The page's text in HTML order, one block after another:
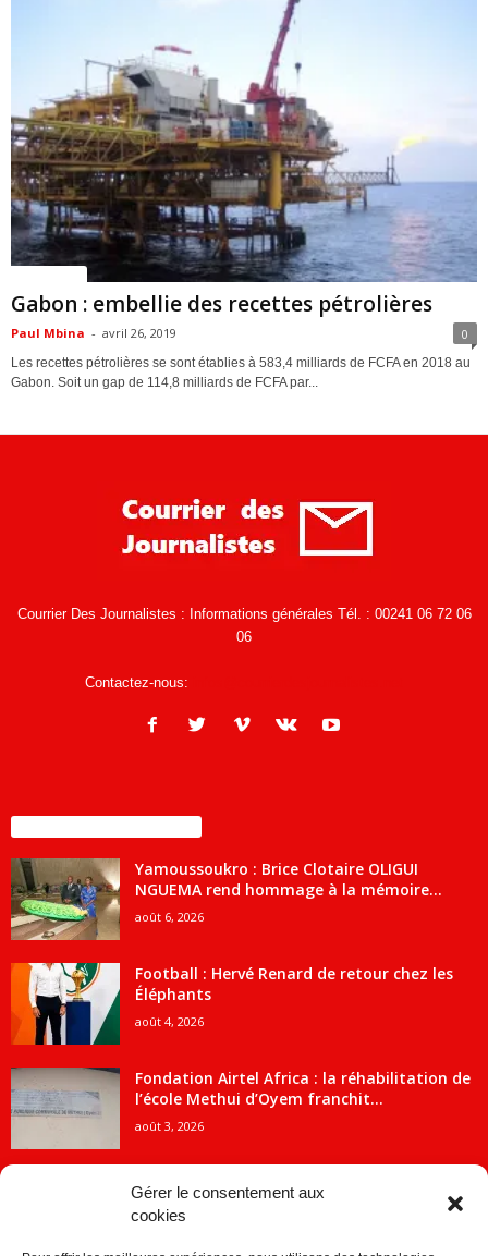
Gérer le consentement aux
cookies
Gabon : embellie des recettes pétrolières
Paul Mbina - avril 26, 2019 0
Les recettes pétrolières se sont établies à 583,4 milliards de FCFA en 2018 au
Gabon. Soit un gap de 114,8 milliards de FCFA par...
Courrier Des Journalistes : Informations générales Tél. : 00241 06 72 06
06
Contactez-nous:
Yamoussoukro : Brice Clotaire OLIGUI
NGUEMA rend hommage à la mémoire...
août 6, 2026
Football : Hervé Renard de retour chez les
Éléphants
août 4, 2026
Fondation Airtel Africa : la réhabilitation de
l’école Methui d’Oyem franchit...
août 3, 2026